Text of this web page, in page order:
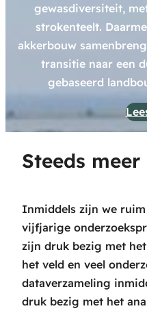
gewasdiversiteit,
strokenteelt.
akkerbouw
transitie naar een
gebaseerd
Steeds
Inmiddels zijn we
vijfjarige
zijn druk bezig met
het veld en veel
dataverzameling
druk bezig met het